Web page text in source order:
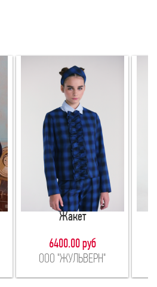
Жакет
6400.00 руб
ООО "ЖУЛЬВЕРН"